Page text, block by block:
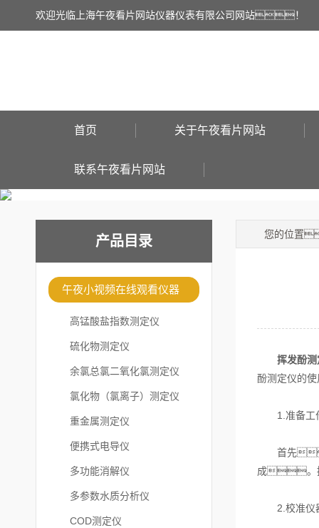
欢迎光临上海午夜看片网站仪器仪表有限公司网站！
首页 关于午夜看片网站
联系午夜看片网站
产品目录
午夜小视频在线观看仪器
高锰酸盐指数测定仪
硫化物测定仪
余氯总氯二氧化氯测定仪
氯化物（氯离子）测定仪
重金属测定仪
便携式电导仪
多功能消解仪
多参数水质分析仪
COD测定仪
您的位置
挥发酚
酚测定仪的
1.准备工
首先
成。
2.校准仪